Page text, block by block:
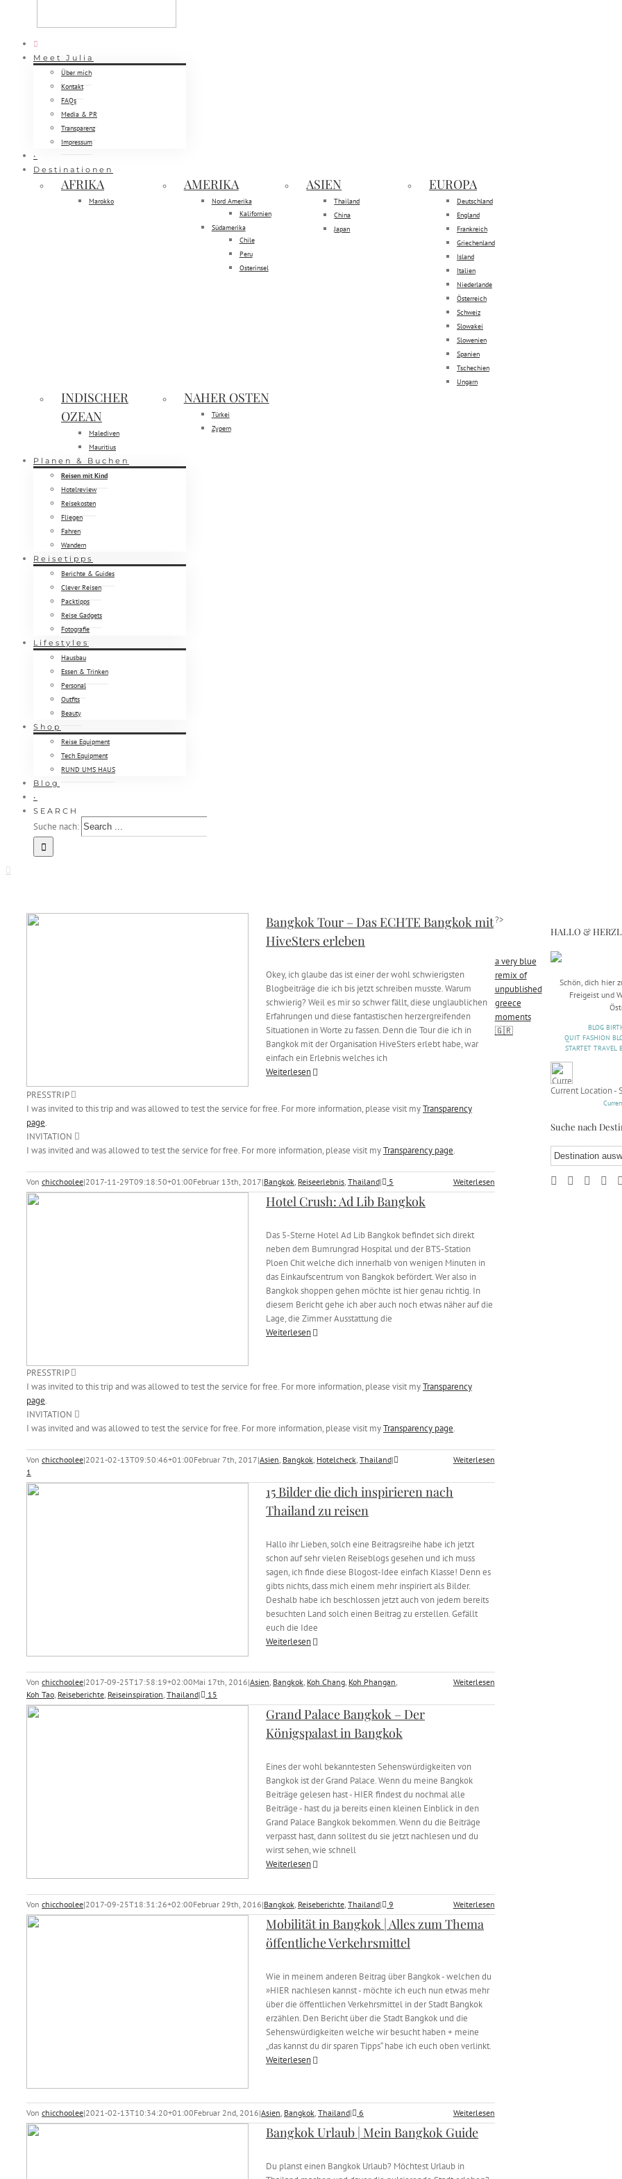
Meet Julia
Über mich
Kontakt
FAQs
Media & PR
Transparenz
Impressum
•
Destinationen
AFRIKA
Marokko
AMERIKA
Nord Amerika
Kalifornien
Südamerika
Chile
Peru
Osterinsel
ASIEN
Thailand
China
Japan
EUROPA
Deutschland
England
Frankreich
Griechenland
Island
Italien
Niederlande
Österreich
Schweiz
Slowakei
Slowenien
Spanien
Tschechien
Ungarn
INDISCHER
OZEAN
Malediven
Mauritius
NAHER OSTEN
Türkei
Zypern
Planen & Buchen
Reisen mit Kind
Hotelreview
Reisekosten
Fliegen
Fahren
Wandern
Reisetipps
Berichte & Guides
Clever Reisen
Packtipps
Reise Gadgets
Fotografie
Lifestyles
Hausbau
Essen & Trinken
Personal
Outfits
Beauty
Shop
Reise Equipment
Tech Equipment
RUND UMS HAUS
Blog
•
SEARCH
Suche nach:
?>
Bangkok Tour – Das ECHTE Bangkok mit
HiveSters erleben
Okey, ich glaube das ist einer der wohl schwierigsten
Blogbeiträge die ich bis jetzt schreiben musste. Warum
schwierig? Weil es mir so schwer fällt, diese unglaublichen
Erfahrungen und diese fantastischen herzergreifenden
Situationen in Worte zu fassen. Denn die Tour die ich in
Bangkok mit der Organisation HiveSters erlebt habe, war
einfach ein Erlebnis welches ich
Weiterlesen
PRESSTRIP
I was invited to this trip and was allowed to test the service for free. For more information, please visit myTransparency
page.
INVITATION
I was invited and was allowed to test the service for free. For more information, please visit myTransparency page.
Von chicchoolee|2017-11-29T09:18:50+01:00Februar 13th, 2017|Bangkok, Reiseerlebnis, Thailand| 5 Weiterlesen
Hotel Crush: Ad Lib Bangkok
Das 5-Sterne Hotel Ad Lib Bangkok befindet sich direkt
neben dem Bumrungrad Hospital und der BTS-Station
Ploen Chit welche dich innerhalb von wenigen Minuten in
das Einkaufscentrum von Bangkok befördert. Wer also in
Bangkok shoppen gehen möchte ist hier genau richtig. In
diesem Bericht gehe ich aber auch noch etwas näher auf die
Lage, die Zimmer Ausstattung die
Weiterlesen
PRESSTRIP
I was invited to this trip and was allowed to test the service for free. For more information, please visit myTransparency
page.
INVITATION
I was invited and was allowed to test the service for free. For more information, please visit myTransparency page.
Von chicchoolee|2021-02-13T09:50:46+01:00Februar 7th, 2017|Asien, Bangkok, Hotelcheck, Thailand|
1
Weiterlesen
15 Bilder die dich inspirieren nach
Thailand zu reisen
Hallo ihr Lieben, solch eine Beitragsreihe habe ich jetzt
schon auf sehr vielen Reiseblogs gesehen und ich muss
sagen, ich finde diese Blogost-Idee einfach Klasse! Denn es
gibts nichts, dass mich einem mehr inspiriert als Bilder.
Deshalb habe ich beschlossen jetzt auch von jedem bereits
besuchten Land solch einen Beitrag zu erstellen. Gefällt
euch die Idee
Weiterlesen
Von chicchoolee|2017-09-25T17:58:19+02:00Mai 17th, 2016|Asien, Bangkok, Koh Chang, Koh Phangan,
Koh Tao, Reiseberichte, Reiseinspiration, Thailand| 15
Weiterlesen
Grand Palace Bangkok – Der
Königspalast in Bangkok
Eines der wohl bekanntesten Sehenswürdigkeiten von
Bangkok ist der Grand Palace. Wenn du meine Bangkok
Beiträge gelesen hast - HIER findest du nochmal alle
Beiträge - hast du ja bereits einen kleinen Einblick in den
Grand Palace Bangkok bekommen. Wenn du die Beiträge
verpasst hast, dann solltest du sie jetzt nachlesen und du
wirst sehen, wie schnell
Weiterlesen
Von chicchoolee|2017-09-25T18:31:26+02:00Februar 29th, 2016|Bangkok, Reiseberichte, Thailand| 9 Weiterlesen
Mobilität in Bangkok | Alles zum Thema
öffentliche Verkehrsmittel
Wie in meinem anderen Beitrag über Bangkok - welchen du
»HIER nachlesen kannst - möchte ich euch nun etwas mehr
über die öffentlichen Verkehrsmittel in der Stadt Bangkok
erzählen. Den Bericht über die Stadt Bangkok und die
Sehenswürdigkeiten welche wir besucht haben + meine
„das kannst du dir sparen Tipps“ habe ich euch oben verlinkt.
Weiterlesen
Von chicchoolee|2021-02-13T10:34:20+01:00Februar 2nd, 2016|Asien, Bangkok, Thailand| 6 Weiterlesen
Bangkok Urlaub | Mein Bangkok Guide
Du planst einen Bangkok Urlaub? Möchtest Urlaub in
HALLO &
Schön, dich hier
Freigeist und
BLOG
QUIT FASHION
STARTET TRAVEL
Current Location -
Suche nach
a very blue
remix of
unpublished
greece
moments
🇬🇷